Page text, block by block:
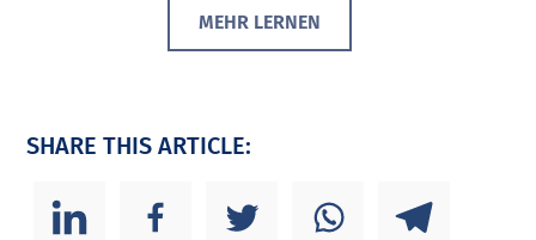
MEHR LERNEN
SHARE THIS ARTICLE: